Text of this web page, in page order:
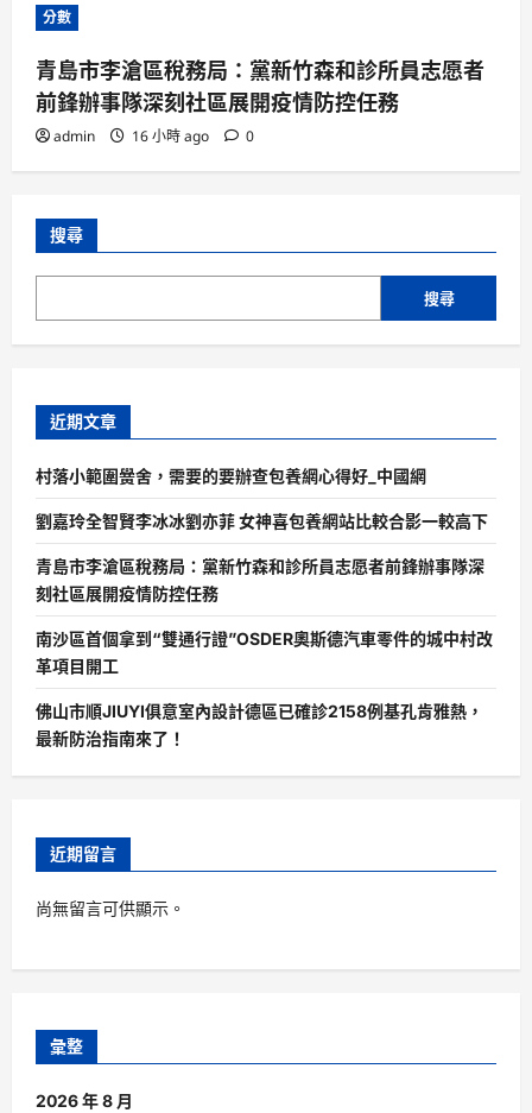
分數
青島市李滄區稅務局：黨新竹森和診所員志愿者
前鋒辦事隊深刻社區展開疫情防控任務
admin 16 小時 ago 0
搜尋
搜尋
近期文章
村落小範圍黌舍，需要的要辦查包養網心得好_中國網
劉嘉玲全智賢李冰冰劉亦菲 女神喜包養網站比較合影一較高下
青島市李滄區稅務局：黨新竹森和診所員志愿者前鋒辦事隊深
刻社區展開疫情防控任務
南沙區首個拿到“雙通行證”OSDER奧斯德汽車零件的城中村改
革項目開工
佛山市順JIUYI俱意室內設計德區已確診2158例基孔肯雅熱，
最新防治指南來了！
近期留言
尚無留言可供顯示。
彙整
2026 年 8 月